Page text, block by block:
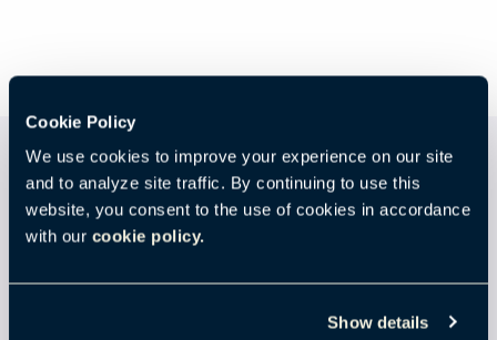
Cookie Policy
We use cookies to improve your experience on our site
and to analyze site traffic. By continuing to use this
website, you consent to the use of cookies in accordance
with our cookie policy.
Show details
ラベンダーオイル 15-3615 TCX
控えめな紫色に、夢のような現代的な雰囲気が漂
けさと繊細な色気を同時に感じさせます。色褪せ